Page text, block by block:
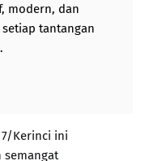
modern, dan
tantangan
Kerinci ini
semangat